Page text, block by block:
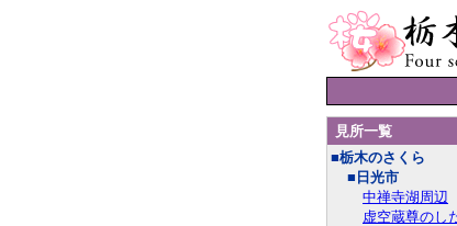
見所一覧
■栃木のさくら
■日光市
中禅寺湖周辺
虚空蔵尊のし